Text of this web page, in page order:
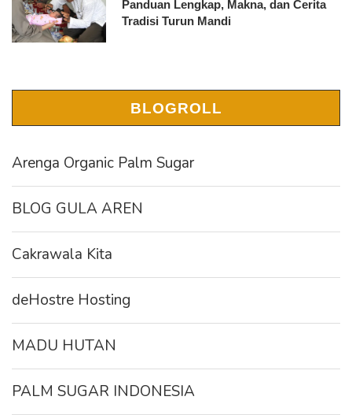
Panduan Lengkap, Makna, dan Cerita
Tradisi Turun Mandi
BLOGROLL
Arenga Organic Palm Sugar
BLOG GULA AREN
Cakrawala Kita
deHostre Hosting
MADU HUTAN
PALM SUGAR INDONESIA